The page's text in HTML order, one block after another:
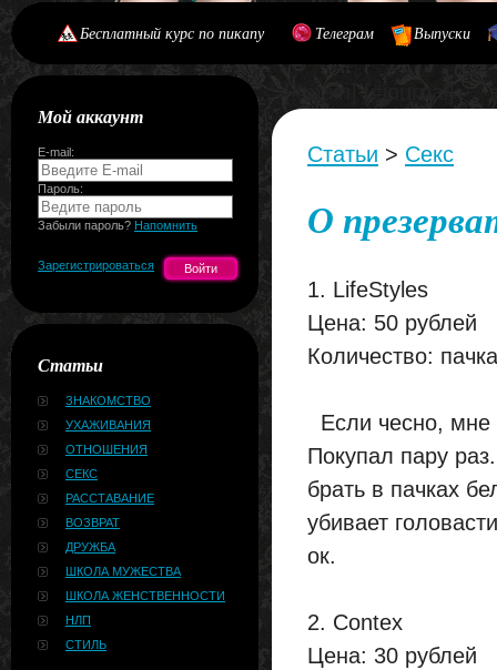
Бесплатный курс по пикапу Телеграм Выпуски
Мой аккаунт
E-mail:
Пароль:
Забыли пароль? Напомнить
Зарегистрироваться
Статьи
ЗНАКОМСТВО
УХАЖИВАНИЯ
ОТНОШЕНИЯ
СЕКС
РАССТАВАНИЕ
ВОЗВРАТ
ДРУЖБА
ШКОЛА МУЖЕСТВА
ШКОЛА ЖЕНСТВЕННОСТИ
НЛП
СТИЛЬ
Статьи > Секс
О
1. LifeStyles
Цена: 50 рублей
Количество:
Если чесно, мне
Покупал пару
брать в пачках
убивает
ок.
2. Contex
Цена: 30 рублей